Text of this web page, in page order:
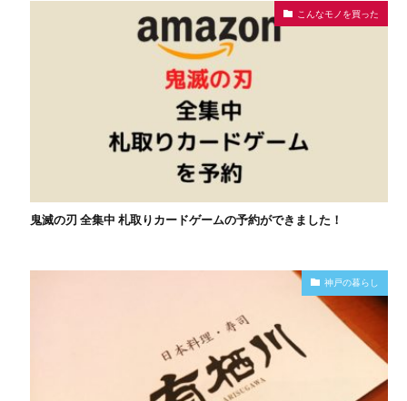
こんなモノを買った
鬼滅の刃 全集中 札取りカードゲームの予約ができました！
神戸の暮らし